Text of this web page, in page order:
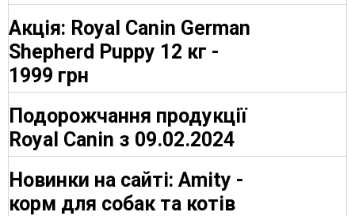
Акція: Royal Canin German
Shepherd Puppy 12 кг -
1999 грн
Подорожчання продукції
Royal Canin з 09.02.2024
Новинки на сайті: Amity -
корм для собак та котів